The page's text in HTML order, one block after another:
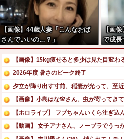
【画像】44歳人妻「こんなおば
さんでいいの…？」
【画像
で成長
【画像】15kg痩せると多少は見た目変わ
2026年度 暑さのピーク終了
夕立が降り出す寸前、稲妻が光って、至
【画像】小島はな🌸さん、虫が寄ってき
【ホロライブ】 フブちゃんいくら注ぎ込
【動画】 女子アナさん、ノーブラでうっ